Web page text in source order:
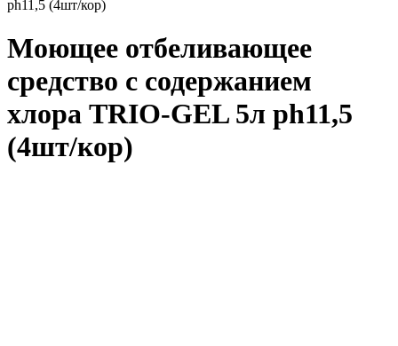
ph11,5 (4шт/кор)
Моющее отбеливающее
средство с содержанием
хлора TRIO-GEL 5л ph11,5
(4шт/кор)